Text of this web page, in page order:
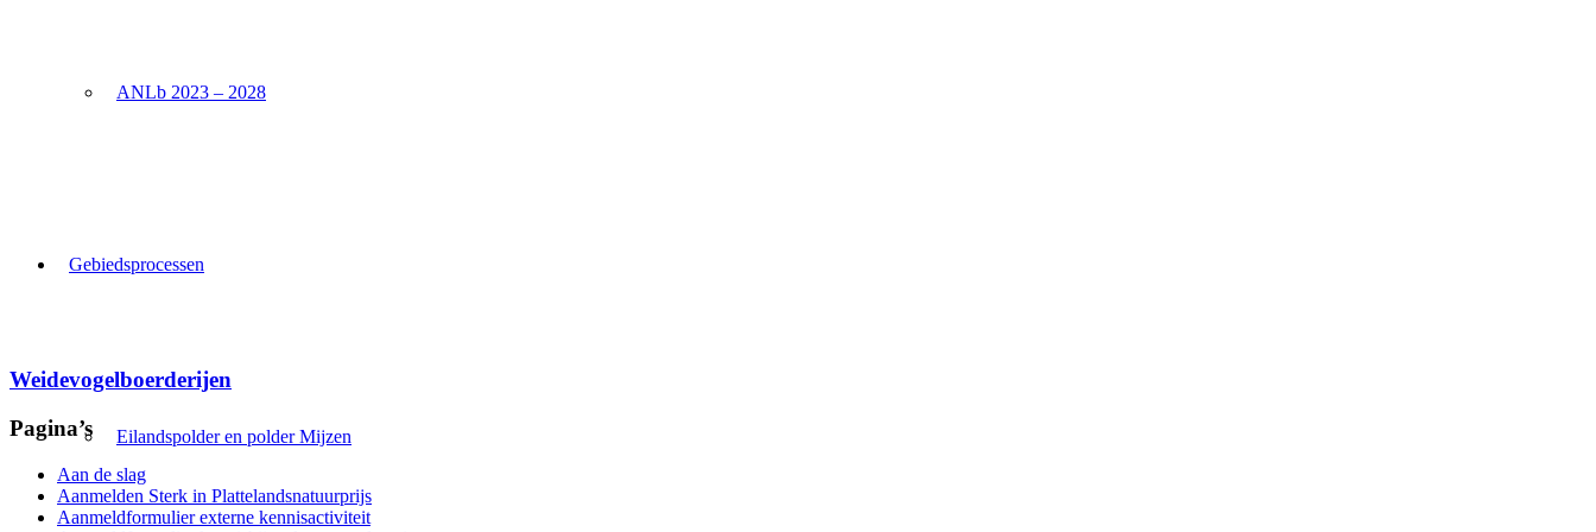
ANLb 2023 – 2028
Gebiedsprocessen
Eilandspolder en polder Mijzen
Weidevogelboerderijen
Pagina’s
Aan de slag
Aanmelden Sterk in Plattelandsnatuurprijs
Aanmeldformulier externe kennisactiviteit